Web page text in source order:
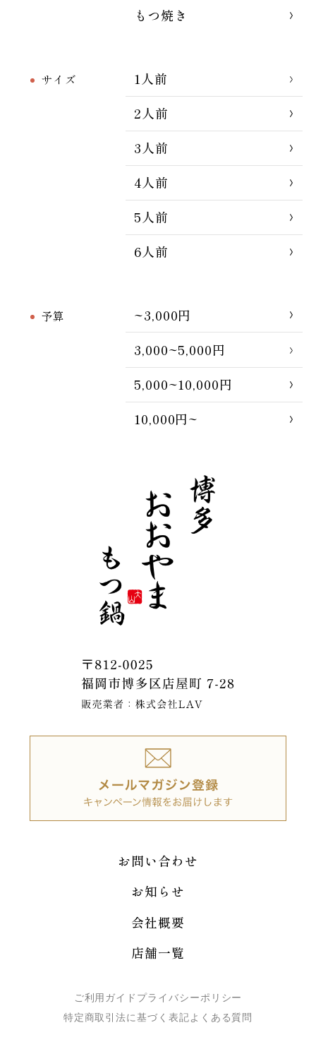
もつ焼き
サイズ
1人前
2人前
3人前
4人前
5人前
6人前
予算
~3,000円
3,000~5,000円
5,000~10,000円
10,000円~
お問い合わせ
お知らせ
会社概要
店舗一覧
ご利用ガイド プライバシーポリシー
特定商取引法に基づく表記よくある質問